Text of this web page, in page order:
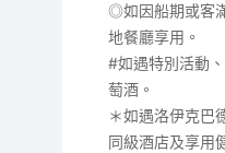
◎如因船期或客
地餐廳享用。
#如遇特別活動
萄酒。
＊如遇洛伊克巴
同級酒店及享用